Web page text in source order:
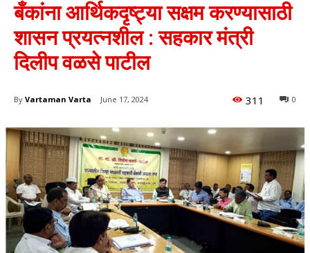
बँकांना आर्थिकदृष्ट्या सक्षम करण्यासाठी
शासन प्रयत्नशील : सहकार मंत्री
दिलीप वळसे पाटील
By Vartaman Varta June 17, 2024 0
311